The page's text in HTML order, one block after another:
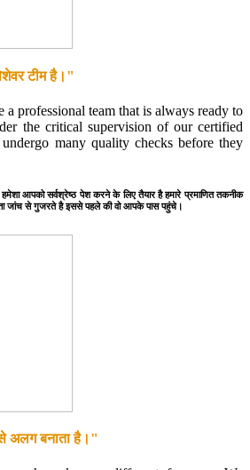
टीम है।"
professional team that is always ready to
the critical supervision of our certified
many quality checks before they
हमेशा आपको सर्वश्रेष्ठ पेश करने के लिए तैयार है हमारे प्रमाणित तकनीक
जांच से गुजरते है इससे पहले की वो आपके पास पहुंचे।
अलग बनाता है।"